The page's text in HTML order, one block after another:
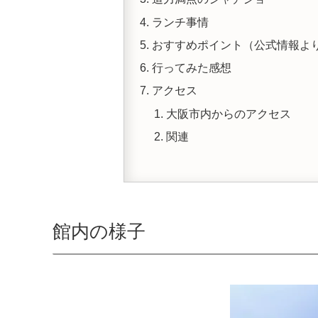
ランチ事情
おすすめポイント（公式情報よ
行ってみた感想
アクセス
大阪市内からのアクセス
関連
館内の様子